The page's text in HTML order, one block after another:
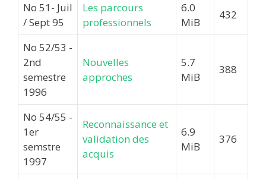
No 51- Juil
/ Sept 95
Les parcours
professionnels
6.0
MiB
432
No 52/53 -
2nd
semestre
1996
Nouvelles
approches
5.7
MiB
388
No 54/55 -
1er
semstre
1997
Reconnaissance et
validation des
acquis
6.9
MiB
376